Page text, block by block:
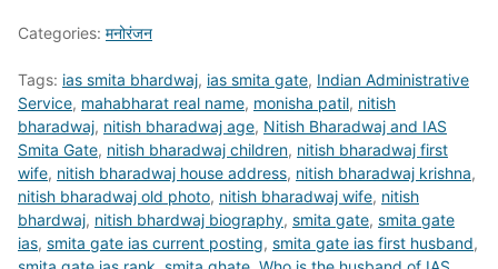
Categories: मनोरंजन
Tags: ias smita bhardwaj, ias smita gate, Indian Administrative
Service, mahabharat real name, monisha patil, nitish
bharadwaj, nitish bharadwaj age, Nitish Bharadwaj and IAS
Smita Gate, nitish bharadwaj children, nitish bharadwaj first
wife, nitish bharadwaj house address, nitish bharadwaj krishna,
nitish bharadwaj old photo, nitish bharadwaj wife, nitish
bhardwaj, nitish bhardwaj biography, smita gate, smita gate
ias, smita gate ias current posting, smita gate ias first husband,